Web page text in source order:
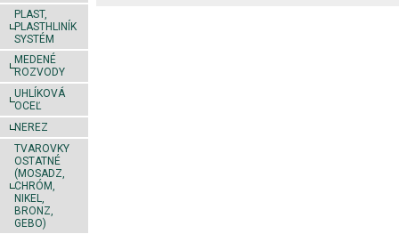
PLAST,
PLASTHLINÍK
SYSTÉM
MEDENÉ
ROZVODY
UHLÍKOVÁ
OCEĽ
NEREZ
TVAROVKY
OSTATNÉ
(MOSADZ,
CHRÓM,
NIKEL,
BRONZ,
GEBO)